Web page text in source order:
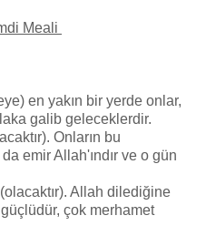
Meali
en yakın bir yerde onlar,
galib geleceklerdir.
Onların bu
emir Allah'ındır ve o gün
Allah dilediğine
çok merhamet